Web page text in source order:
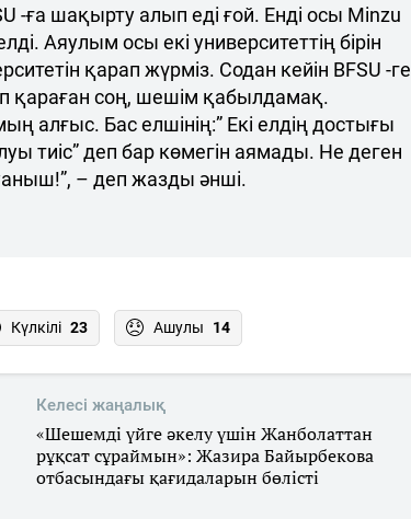
ға шақырту алып еді ғой. Енді осы Minzu
Аяулым осы екі университеттің бірін
қарап жүрміз. Содан кейін BFSU -ге
қараған соң, шешім қабылдамақ.
алғыс. Бас елшінің:” Екі елдің достығы
тиіс” деп бар көмегін аямады. Не деген
– деп жазды әнші.
Күлкілі 23 Ашулы 14
Келесі жаңалық
«Шешемді үйге әкелу үшін Жанболаттан
рұқсат сұраймын»: Жазира Байырбекова
отбасындағы қағидаларын бөлісті